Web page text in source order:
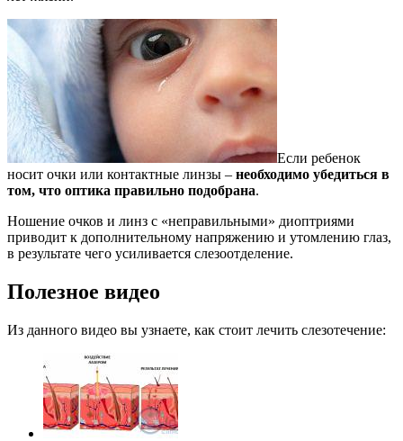
Если ребенок
носит очки или контактные линзы – необходимо убедиться в
том, что оптика правильно подобрана.
Ношение очков и линз с «неправильными» диоптриями
приводит к дополнительному напряжению и утомлению глаз,
в результате чего усиливается слезоотделение.
Полезное видео
Из данного видео вы узнаете, как стоит лечить слезотечение: